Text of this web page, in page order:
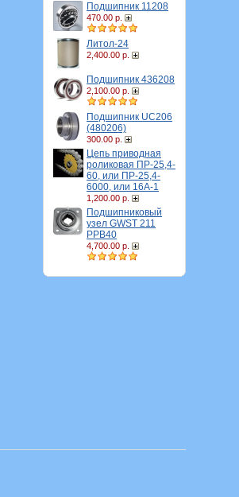
Подшипник 11208
470.00 р.
Литол-24
2,400.00 р.
Подшипник 436208
2,100.00 р.
Подшипник UC206
(480206)
300.00 р.
Цепь приводная
роликовая ПР-25,4-
60, или ПР-25,4-
6000, или 16A-1
1,200.00 р.
Подшипниковый
узел GWST 211
PPB40
4,700.00 р.